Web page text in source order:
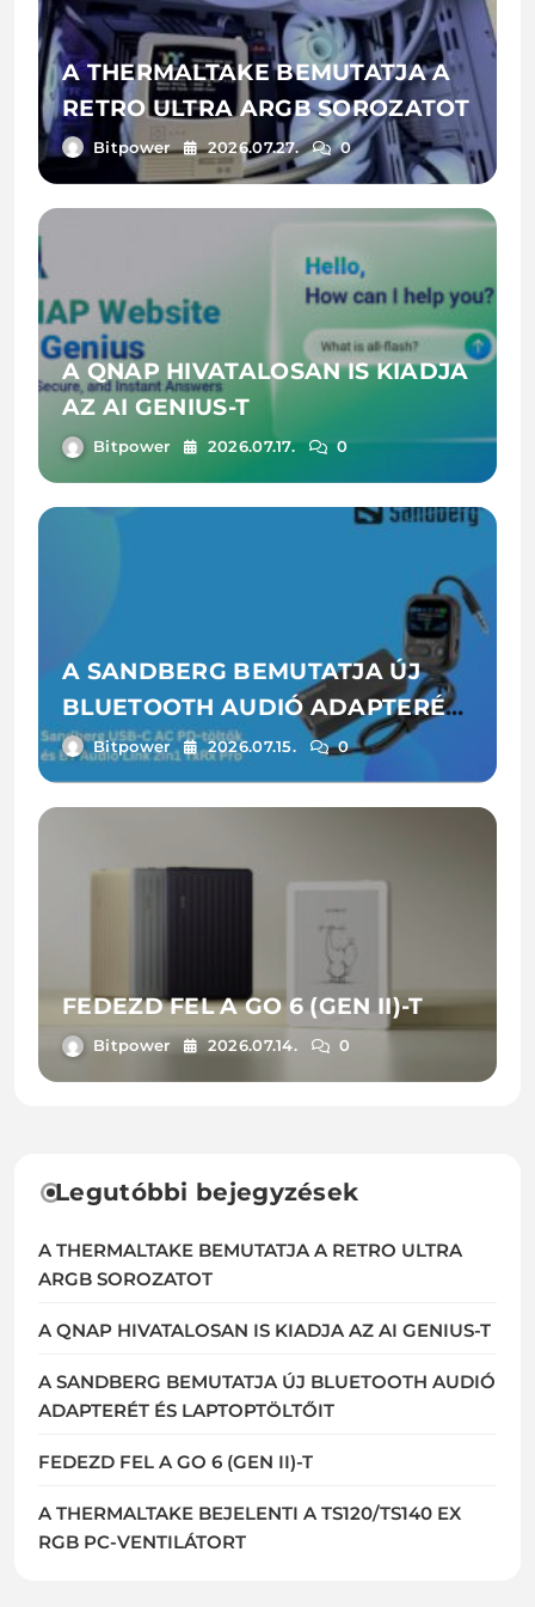
A THERMALTAKE BEMUTATJA A
RETRO ULTRA ARGB SOROZATOT
Bitpower 2026.07.27. 0
A QNAP HIVATALOSAN IS KIADJA
AZ AI GENIUS-T
Bitpower 2026.07.17. 0
A SANDBERG BEMUTATJA ÚJ
BLUETOOTH AUDIÓ ADAPTERÉT
ÉS LAPTOPTÖLTŐIT
Bitpower 2026.07.15. 0
FEDEZD FEL A GO 6 (GEN II)-T
Bitpower 2026.07.14. 0
Legutóbbi bejegyzések
A THERMALTAKE BEMUTATJA A RETRO ULTRA
ARGB SOROZATOT
A QNAP HIVATALOSAN IS KIADJA AZ AI GENIUS-T
A SANDBERG BEMUTATJA ÚJ BLUETOOTH AUDIÓ
ADAPTERÉT ÉS LAPTOPTÖLTŐIT
FEDEZD FEL A GO 6 (GEN II)-T
A THERMALTAKE BEJELENTI A TS120/TS140 EX
RGB PC-VENTILÁTORT